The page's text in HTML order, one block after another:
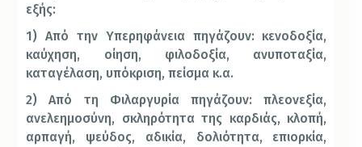
εξής:
1) Από την Υπερηφάνεια πηγάζουν: κενοδοξία,
καύχηση, οίηση, φιλοδοξία, ανυποταξία,
καταγέλαση, υπόκριση, πείσμα κ.α.
2) Από τη Φιλαργυρία πηγάζουν: πλεονεξία,
ανελεημοσύνη, σκληρότητα της καρδιάς, κλοπή,
αρπαγή, ψεύδος, αδικία, δολιότητα, επιορκία,